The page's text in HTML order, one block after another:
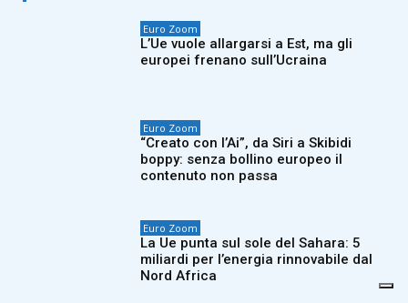
Euro Zoom
L’Ue vuole allargarsi a Est, ma gli
europei frenano sull’Ucraina
Euro Zoom
“Creato con l’Ai”, da Siri a Skibidi
boppy: senza bollino europeo il
contenuto non passa
Euro Zoom
La Ue punta sul sole del Sahara: 5
miliardi per l’energia rinnovabile dal
Nord Africa